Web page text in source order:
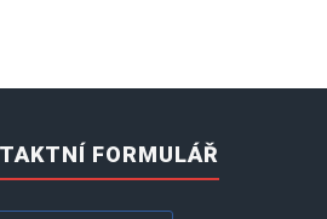
FORMULÁŘ